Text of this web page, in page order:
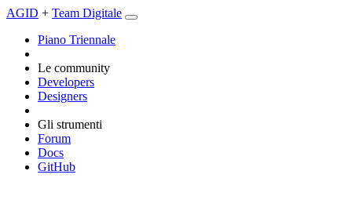
AGID + Team Digitale
Piano Triennale
Le community
Developers
Designers
Gli strumenti
Forum
Docs
GitHub